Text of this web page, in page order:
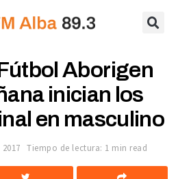
Aborigen
inician los
en masculino
Tiempo de lectura: 1 min read